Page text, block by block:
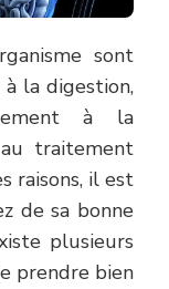
sont
la digestion,
à la
traitement
raisons, il est
de sa bonne
plusieurs
prendre bien